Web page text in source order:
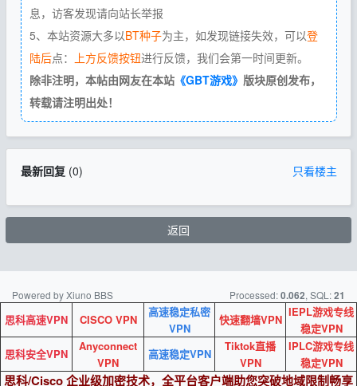
息，访客发现请向站长举报
5、本站资源大多以BT种子为主，如发现链接失效，可以登
陆后点： 上方反馈按钮进行反馈，我们会第一时间更新。
除非注明，本帖由网友在本站《GBT游戏》 版块原创发布，
转载请注明出处！
最新回复(0) 只看楼主
返回
Powered by Xiuno BBS Processed:0.062, SQL:21
思科高速VPN CISCO VPN
高速稳定私密
VPN
快速翻墙VPN
IEPL游戏专线
稳定VPN
思科安全VPN
Anyconnect
VPN
高速稳定VPN
Tiktok直播
VPN
IPLC游戏专线
稳定VPN
思科/Cisco 企业级加密技术，全平台客户端助您突破地域限制畅享